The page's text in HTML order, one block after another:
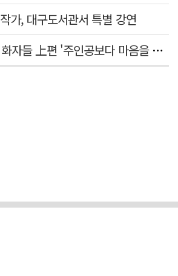
가, 대구도서관서 특별 강연
[음읽남] 김광진의 화자들 上편 '주인공보다 마음을 쓴 사람'